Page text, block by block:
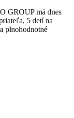
GROUP má dnes
5 detí na
plnohodnotné